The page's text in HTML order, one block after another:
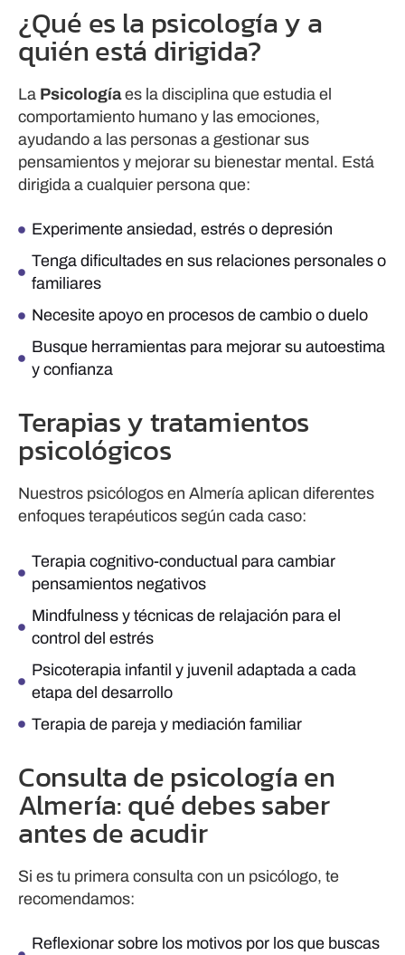
¿Qué es la psicología y a
quién está dirigida?
La Psicologíaes la disciplina que estudia el
comportamiento humano y las emociones,
ayudando a las personas a gestionar sus
pensamientos y mejorar su bienestar mental. Está
dirigida a cualquier persona que:
Experimente ansiedad, estrés o depresión
Tenga dificultades en sus relaciones personales o
familiares
Necesite apoyo en procesos de cambio o duelo
Busque herramientas para mejorar su autoestima
y confianza
Terapias y tratamientos
psicológicos
Nuestros psicólogos en Almería aplican diferentes
enfoques terapéuticos según cada caso:
Terapia cognitivo-conductual para cambiar
pensamientos negativos
Mindfulness y técnicas de relajación para el
control del estrés
Psicoterapia infantil y juvenil adaptada a cada
etapa del desarrollo
Terapia de pareja y mediación familiar
Consulta de psicología en
Almería: qué debes saber
antes de acudir
Si es tu primera consulta con un psicólogo, te
recomendamos:
Reflexionar sobre los motivos por los que buscas